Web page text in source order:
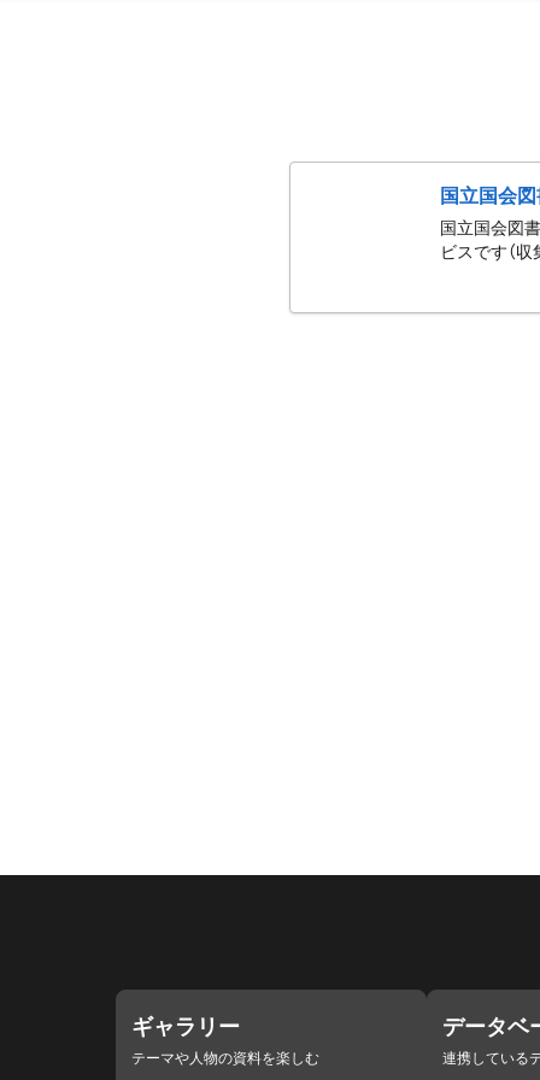
国立国会
国立国会図
ビスです（
ギャラリー
テーマや人物の資料を楽しむ
データベ
連携している